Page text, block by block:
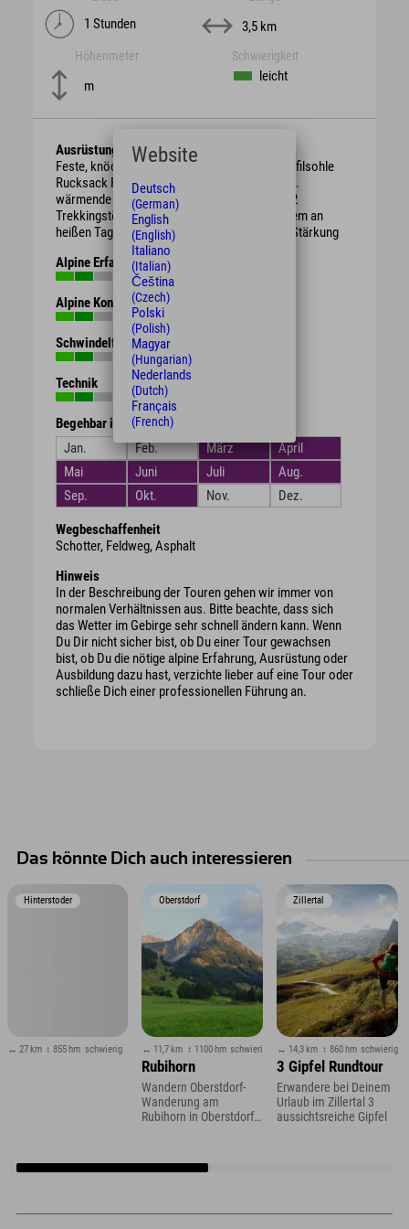
1 Stunden 3,5 km
Höhenmeter
m
Schwierigkeit
leicht
Ausrüstung
Feste, knöchelhohe Bergschuhe mit guter Profilsohle
Rucksack Regenschutz, je nach Witterung evtl.
wärmende Kleidung oder Sonnenschutz ggf. 2
Trekkingstöcke ausreichend Getränke vor allem an
heißen Tagen evtl. Brotzeit / Süßigkeiten zur Stärkung
Alpine Erfahrung
Alpine Kondition
Schwindelfreiheit
Technik
Begehbar in den Monaten
Jan.
Feb. März
April
Mai
Juni Juli
Aug.
Sep.
Okt. Nov. Dez.
Wegbeschaffenheit
Schotter, Feldweg, Asphalt
Hinweis
In der Beschreibung der Touren gehen wir immer von
normalen Verhältnissen aus. Bitte beachte, dass sich
das Wetter im Gebirge sehr schnell ändern kann. Wenn
Du Dir nicht sicher bist, ob Du einer Tour gewachsen
bist, ob Du die nötige alpine Erfahrung, Ausrüstung oder
Ausbildung dazu hast, verzichte lieber auf eine Tour oder
schließe Dich einer professionellen Führung an.
Das könnte Dich auch interessieren
Hinterstoder
↔ 27 km ↕ 855 hm schwierig
Oberstdorf
↔ 11,7 km ↕ 1100 hm schwierig
Rubihorn
Wandern Oberstdorf-
Wanderung am
Rubihorn in Oberstdorf
Zillertal
↔ 14,3 km ↕ 860 hm schwierig
3 Gipfel Rundtour
Erwandere bei Deinem
Urlaub im Zillertal 3
aussichtsreiche Gipfel
Website
Deutsch
(German)
English
(English)
Italiano
(Italian)
Čeština
(Czech)
Polski
(Polish)
Magyar
(Hungarian)
Nederlands
(Dutch)
Français
(French)